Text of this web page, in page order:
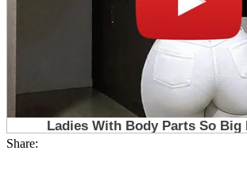
Share: